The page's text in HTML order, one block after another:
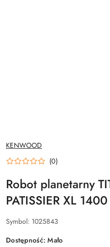
NAZWA
PRODUCENTA:
KENWOOD
(0)
Robot planetarny
PATISSIER XL
Symbol: 1025843
Dostępność:Mało